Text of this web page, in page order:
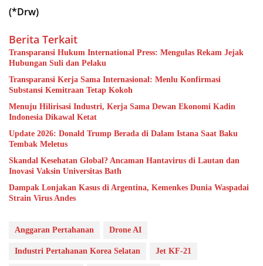
(*Drw)
Berita Terkait
Transparansi Hukum International Press: Mengulas Rekam Jejak
Hubungan Suli dan Pelaku
Transparansi Kerja Sama Internasional: Menlu Konfirmasi
Substansi Kemitraan Tetap Kokoh
Menuju Hilirisasi Industri, Kerja Sama Dewan Ekonomi Kadin
Indonesia Dikawal Ketat
Update 2026: Donald Trump Berada di Dalam Istana Saat Baku
Tembak Meletus
Skandal Kesehatan Global? Ancaman Hantavirus di Lautan dan
Inovasi Vaksin Universitas Bath
Dampak Lonjakan Kasus di Argentina, Kemenkes Dunia Waspadai
Strain Virus Andes
Anggaran Pertahanan Drone AI
Industri Pertahanan Korea Selatan Jet KF-21